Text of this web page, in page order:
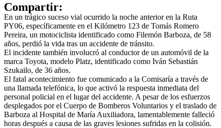
Compartir:
En un trágico suceso vial ocurrido la noche anterior en la Ruta
PY06, específicamente en el Kilómetro 123 de Tomás Romero
Pereira, un motociclista identificado como Filemón Barboza, de 58
años, perdió la vida tras un accidente de tránsito.
El incidente también involucró al conductor de un automóvil de la
marca Toyota, modelo Platz, identificado como Iván Sebastián
Szukailo, de 36 años.
El fatal acontecimiento fue comunicado a la Comisaría a través de
una llamada telefónica, lo que activó la respuesta inmediata del
personal policial en el lugar del accidente. A pesar de los esfuerzos
desplegados por el Cuerpo de Bomberos Voluntarios y el traslado de
Barboza al Hospital de María Auxiliadora, lamentablemente falleció
horas después a causa de las graves lesiones sufridas en la colisión.